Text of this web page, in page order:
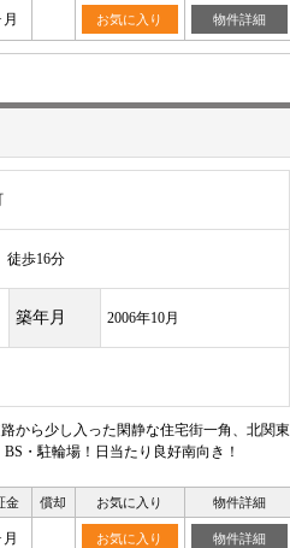
お気に入り 物件詳細
歩16分
築年月 2006年10月
から少し入った閑静な住宅街一角、北関東
・駐輪場！日当たり良好南向き！
金 償却 お気に入り 物件詳細
お気に入り 物件詳細